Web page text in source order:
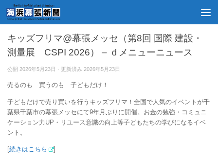
幕張メッセ
キッズフリマ@幕張メッセ（第8回 国際 建設・
測量展 CSPI 2026） – ｄメニューニュース
公開 2026年5月23日 · 更新済み 2026年5月23日
売るのも 買うのも 子どもだけ！
子どもだけで売り買いを行うキッズフリマ！全国で人気のイベントが千
葉県千葉市の幕張メッセにて9年月ぶりに開催。お金の勉強・コミュニ
ケーション力UP・リユース意識の向上等子どもたちの学びになるイベ
ント。
[続きはこちら ]